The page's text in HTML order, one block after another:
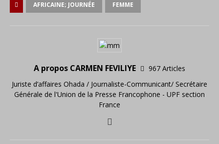
AFRICAINE; JOURNÉE FEMME
A propos CARMEN FEVILIYE
967 Articles
Juriste d’affaires Ohada / Journaliste-Communicant/ Secrétaire
Générale de l'Union de la Presse Francophone - UPF section
France